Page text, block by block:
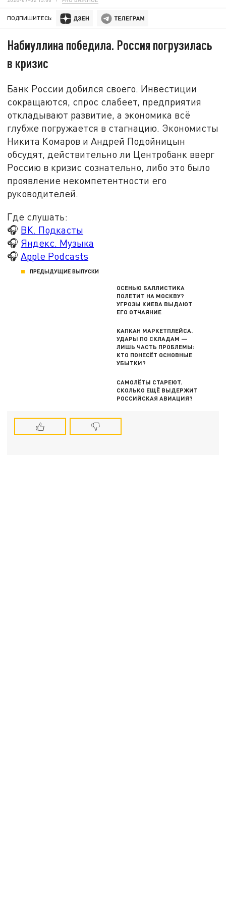
ПОДПИШИТЕСЬ:
Набиуллина победила. Россия погрузилась
в кризис
Банк России добился своего. Инвестиции
сокращаются, спрос слабеет, предприятия
откладывают развитие, а экономика всё
глубже погружается в стагнацию. Экономисты
Никита Комаров и Андрей Подойницын
обсудят, действительно ли Центробанк вверг
Россию в кризис сознательно, либо это было
проявление некомпетентности его
руководителей.
Где слушать:
🎧 ВК. Подкасты
🎧 Яндекс. Музыка
🎧 Apple Podcasts
ПРЕДЫДУЩИЕ ВЫПУСКИ
ОСЕНЬЮ БАЛЛИСТИКА
ПОЛЕТИТ НА МОСКВУ?
УГРОЗЫ КИЕВА ВЫДАЮТ
ЕГО ОТЧАЯНИЕ
КАПКАН МАРКЕТПЛЕЙСА.
УДАРЫ ПО СКЛАДАМ —
ЛИШЬ ЧАСТЬ ПРОБЛЕМЫ:
КТО ПОНЕСЁТ ОСНОВНЫЕ
УБЫТКИ?
САМОЛЁТЫ СТАРЕЮТ.
СКОЛЬКО ЕЩЁ ВЫДЕРЖИТ
РОССИЙСКАЯ АВИАЦИЯ?